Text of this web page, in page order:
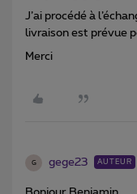
J’ai procédé à
livraison est prévue
Merci
G gege23 AUTEUR